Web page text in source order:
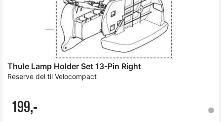
Thule Lamp Holder Set 13-Pin Right
Reserve del til Velocompact
199,-